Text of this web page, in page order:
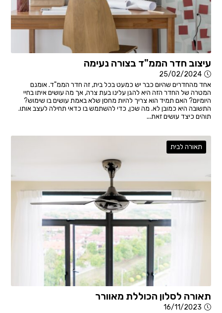
עיצוב חדר הממ"ד בצורה נעימה
25/02/2024
אחד מהחדרים שהיום כבר יש כמעט בכל בית, זה חדר הממ"ד. אומנם
המטרה של החדר הזה היא להגן עלינו בעת צרה, אך מה עושים איתו בחיי
היומיום? האם תמיד הוא צריך להיות מחסן שלא באמת עושים בו שימוש?
התשובה היא כמובן לא. מה שכן, כדי להשתמש בו כדאי תחילה לעצב אותו.
תוהים כיצד עושים זאת...
תאורה לבית
תאורה לסלון הכוללת מאוורר
16/11/2023